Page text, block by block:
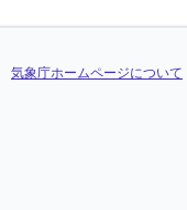
気象庁ホームページについて